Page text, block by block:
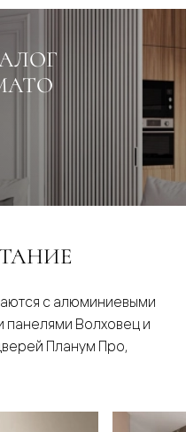
с алюминиевыми
Волховец и
Планум Про,